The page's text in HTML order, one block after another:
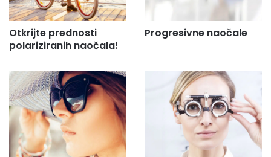
Otkrijte prednosti
polariziranih naočala!
Progresivne naočale